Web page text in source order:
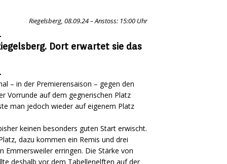
Riegelsberg, 08.09.24 – Anstoss: 15:00 Uhr
Dort erwartet sie das
– in der Premierensaison – gegen den
Vorrunde auf dem gegnerischen Platz
man jedoch wieder auf eigenem Platz
keinen besonders guten Start erwischt.
dazu kommen ein Remis und drei
Emmersweiler erringen. Die Stärke von
deshalb vor dem Tabellenelften auf der